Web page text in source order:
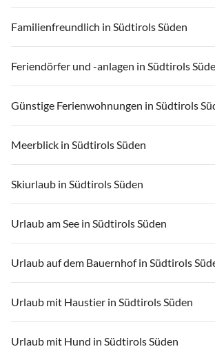
Familienfreundlich in Südtirols Süden
Feriendörfer und -anlagen in Südtirols
Günstige Ferienwohnungen in Südtirols
Meerblick in Südtirols Süden
Skiurlaub in Südtirols Süden
Urlaub am See in Südtirols Süden
Urlaub auf dem Bauernhof in Südtirols
Urlaub mit Haustier in Südtirols Süden
Urlaub mit Hund in Südtirols Süden